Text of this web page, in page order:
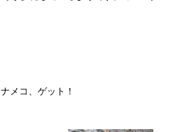
ナメコ、ゲット！